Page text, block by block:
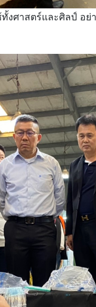
ศาสตร์และศิลป์ อย่